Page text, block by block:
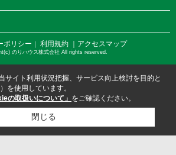
ポリシー ｜ 利用規約 ｜アクセスマップ
のりハウス株式会社 All rights reserved.
サイト利用状況把握、サービス向上検討を目的と
を使用しています。
の取扱いについて」 をご確認ください。
閉じる